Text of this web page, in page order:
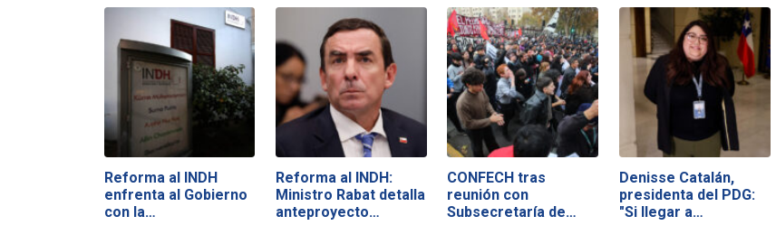
Reforma al INDH
enfrenta al Gobierno
con la…
Reforma al INDH:
Ministro Rabat detalla
anteproyecto…
CONFECH tras
reunión con
Subsecretaría de
Denisse Catalán,
presidenta del PDG:
"Si llegar a…